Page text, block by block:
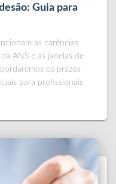
Guia para
as carências
ANS e as janelas de
os prazos
para profissionais